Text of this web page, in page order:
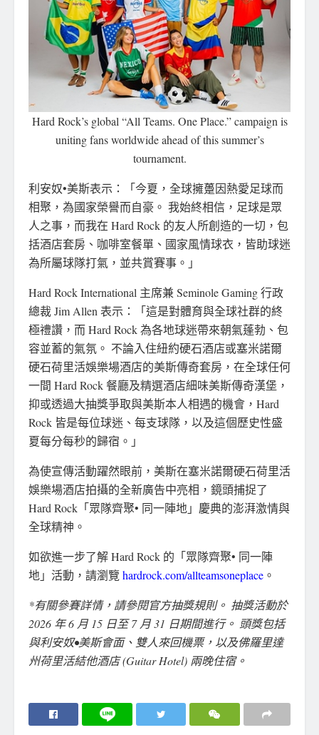
Hard Rock’s global “All Teams. One Place.” campaign is
uniting fans worldwide ahead of this summer’s
tournament.
利安奴•美斯表示：「今夏，全球擁躉因熱愛足球而
相聚，為國家榮譽而自豪。 我始終相信，足球是眾
人之事，而我在 Hard Rock 的友人所創造的一切，包
括酒店套房、咖啡室餐單、國家風情球衣，皆助球迷
為所屬球隊打氣，並共賞賽事。」
Hard Rock International 主席兼 Seminole Gaming 行政
總裁 Jim Allen 表示：「這是對體育與全球社群的終
極禮讚，而 Hard Rock 為各地球迷帶來朝氣蓬勃、包
容並蓄的氣氛。 不論入住紐約硬石酒店或塞米諾爾
硬石荷里活娛樂場酒店的美斯傳奇套房，在全球任何
一間 Hard Rock 餐廳及精選酒店細味美斯傳奇漢堡，
抑或透過大抽獎爭取與美斯本人相遇的機會，Hard
Rock 皆是每位球迷、每支球隊，以及這個歷史性盛
夏每分每秒的歸宿。」
為使宣傳活動躍然眼前，美斯在塞米諾爾硬石荷里活
娛樂場酒店拍攝的全新廣告中亮相，鏡頭捕捉了
Hard Rock「眾隊齊聚• 同一陣地」慶典的澎湃激情與
全球精神。
如欲進一步了解 Hard Rock 的「眾隊齊聚• 同一陣
地」活動，請瀏覽hardrock.com/allteamsoneplace 。
*有關參賽詳情，請參閱官方抽獎規則。 抽獎活動於
2026 年 6 月 15 日至 7 月 31 日期間進行。 頭獎包括
與利安奴•美斯會面、雙人來回機票，以及佛羅里達
州荷里活結他酒店 (Guitar Hotel) 兩晚住宿。